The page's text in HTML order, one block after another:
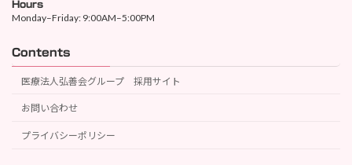
Hours
Monday–Friday: 9:00AM–5:00PM
Contents
医療法人弘善会グループ 採用サイト
お問い合わせ
プライバシーポリシー